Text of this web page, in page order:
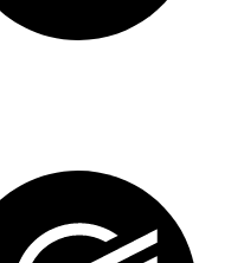
o realiza compras